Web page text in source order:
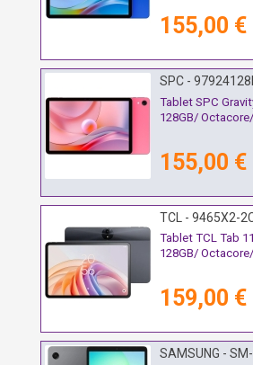
155,00 €
SPC -
Tablet SPC
128GB/
155,00 €
TCL - 9465X2-
Tablet TCL Tab
128GB/
159,00 €
SAMSUNG -